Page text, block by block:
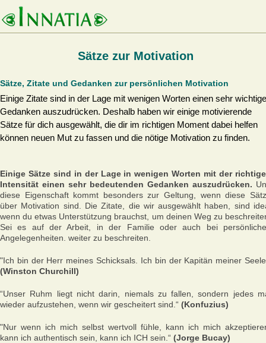
Sätze zur Motivation
Sätze, Zitate und Gedanken zur persönlichen Motivation
Einige Zitate sind in der Lage mit wenigen Worten einen sehr
Gedanken auszudrücken. Deshalb haben wir einige motivierende
Sätze für dich ausgewählt, die dir im richtigen Moment dabei helfen
können neuen Mut zu fassen und die nötige Motivation zu finden.
Einige Sätze sind in der Lage in wenigen Worten mit der
Intensität einen sehr bedeutenden Gedanken auszudrücken.
diese Eigenschaft kommt besonders zur Geltung, wenn diese
über Motivation sind. Die Zitate, die wir ausgewählt haben, sind
wenn du etwas Unterstützung brauchst, um deinen Weg zu
Sei es auf der Arbeit, in der Familie oder auch bei
Angelegenheiten. weiter zu beschreiten.
"Ich bin der Herr meines Schicksals. Ich bin der Kapitän meiner
(Winston Churchill)
“Unser Ruhm liegt nicht darin, niemals zu fallen, sondern jedes
wieder aufzustehen, wenn wir gescheitert sind.“ (Konfuzius)
"Nur wenn ich mich selbst wertvoll fühle, kann ich mich
kann ich authentisch sein, kann ich ICH sein.“ (Jorge Bucay)